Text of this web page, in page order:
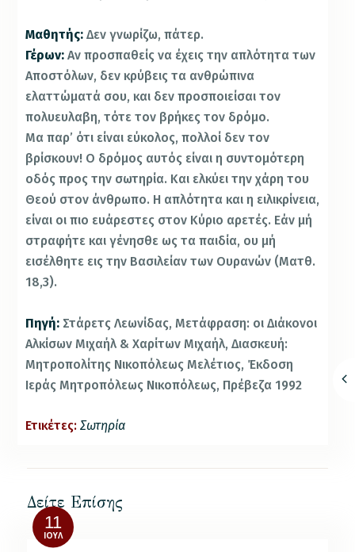
Μαθητής: Δεν γνωρίζω, πάτερ.
Γέρων:Αν προσπαθείς να έχεις την απλότητα των
Αποστόλων, δεν κρύβεις τα ανθρώπινα
ελαττώματά σου, και δεν προσποιείσαι τον
πολυευλαβη, τότε τον βρήκες τον δρόμο.
Μα παρ’ ότι είναι εύκολος, πολλοί δεν τον
βρίσκουν! Ο δρόμος αυτός είναι η συντομότερη
οδός προς την σωτηρία. Και ελκύει την χάρη του
Θεού στον άνθρωπο. Η απλότητα και η ειλικρίνεια,
είναι οι πιο ευάρεστες στον Κύριο αρετές. Εάν μή
στραφήτε και γένησθε ως τα παιδία, ου μή
εισέλθητε εις την Βασιλείαν των Ουρανών (Ματθ.
18,3).
Πηγή: Στάρετς Λεωνίδας, Μετάφραση: οι Διάκονοι
Αλκίσων Μιχαήλ & Χαρίτων Μιχαήλ, Διασκευή:
Μητροπολίτης Νικοπόλεως Μελέτιος, Έκδοση
Ιεράς Μητροπόλεως Νικοπόλεως, Πρέβεζα 1992
Ετικέτες: Σωτηρία
Δείτε Επίσης
11
ΙΟΎΛ